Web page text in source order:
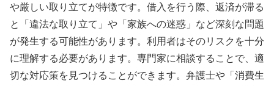
や厳しい取り立てが特徴です。借入を行う際、返済が滞る
と「違法な取り立て」や「家族への迷惑」など深刻な問題
が発生する可能性があります。利用者はそのリスクを十分
に理解する必要があります。専門家に相談することで、適
切な対応策を見つけることができます。弁護士や「消費生